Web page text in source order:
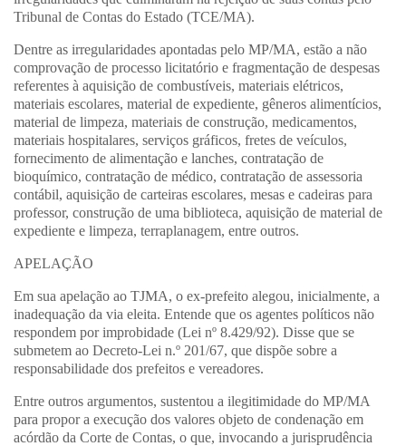
Tribunal de Contas do Estado (TCE/MA).
Dentre as irregularidades apontadas pelo MP/MA, estão a não
comprovação de processo licitatório e fragmentação de despesas
referentes à aquisição de combustíveis, materiais elétricos,
materiais escolares, material de expediente, gêneros alimentícios,
material de limpeza, materiais de construção, medicamentos,
materiais hospitalares, serviços gráficos, fretes de veículos,
fornecimento de alimentação e lanches, contratação de
bioquímico, contratação de médico, contratação de assessoria
contábil, aquisição de carteiras escolares, mesas e cadeiras para
professor, construção de uma biblioteca, aquisição de material de
expediente e limpeza, terraplanagem, entre outros.
APELAÇÃO
Em sua apelação ao TJMA, o ex-prefeito alegou, inicialmente, a
inadequação da via eleita. Entende que os agentes políticos não
respondem por improbidade (Lei nº 8.429/92). Disse que se
submetem ao Decreto-Lei n.º 201/67, que dispõe sobre a
responsabilidade dos prefeitos e vereadores.
Entre outros argumentos, sustentou a ilegitimidade do MP/MA
para propor a execução dos valores objeto de condenação em
acórdão da Corte de Contas, o que, invocando a jurisprudência